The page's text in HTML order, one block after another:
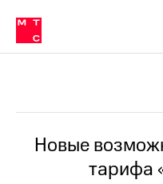
связь
Сервисы и подписки
30% на связь
кабинеты
Мобильная
и
Спутниковое
в МТС
Услуги
Новые
тарифа